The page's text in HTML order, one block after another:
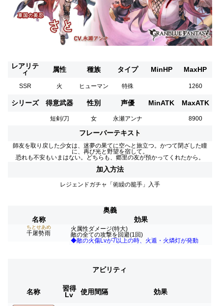
レアリテ
ィ
属性 種族 タイプ MinHP MaxHP
SSR 火 ヒューマン 特殊 1260
シリーズ 得意武器 性別 声優 MinATK MaxATK
短剣/刀 女 永瀬アンナ 8900
フレーバーテキスト
師友を取り戻した少女は、迷夢の果てに空へと旅立つ。かつて閉ざした瞳
に、再び光と野望を宿して。
恐れも不安もいまはない。どちらも、郷里の友が預かってくれたから。
加入方法
レジェンドガチャ「術繰の籠手」入手
奥義
名称
効果
千屠勢雨
ちとせあめ
火属性ダメージ(特大)
敵の全ての攻撃を回避(1回)
◆敵の火傷Lvが7以上の時、火遁・火燐灯が発動
アビリティ
名称
習得
Lv
使用間隔 効果